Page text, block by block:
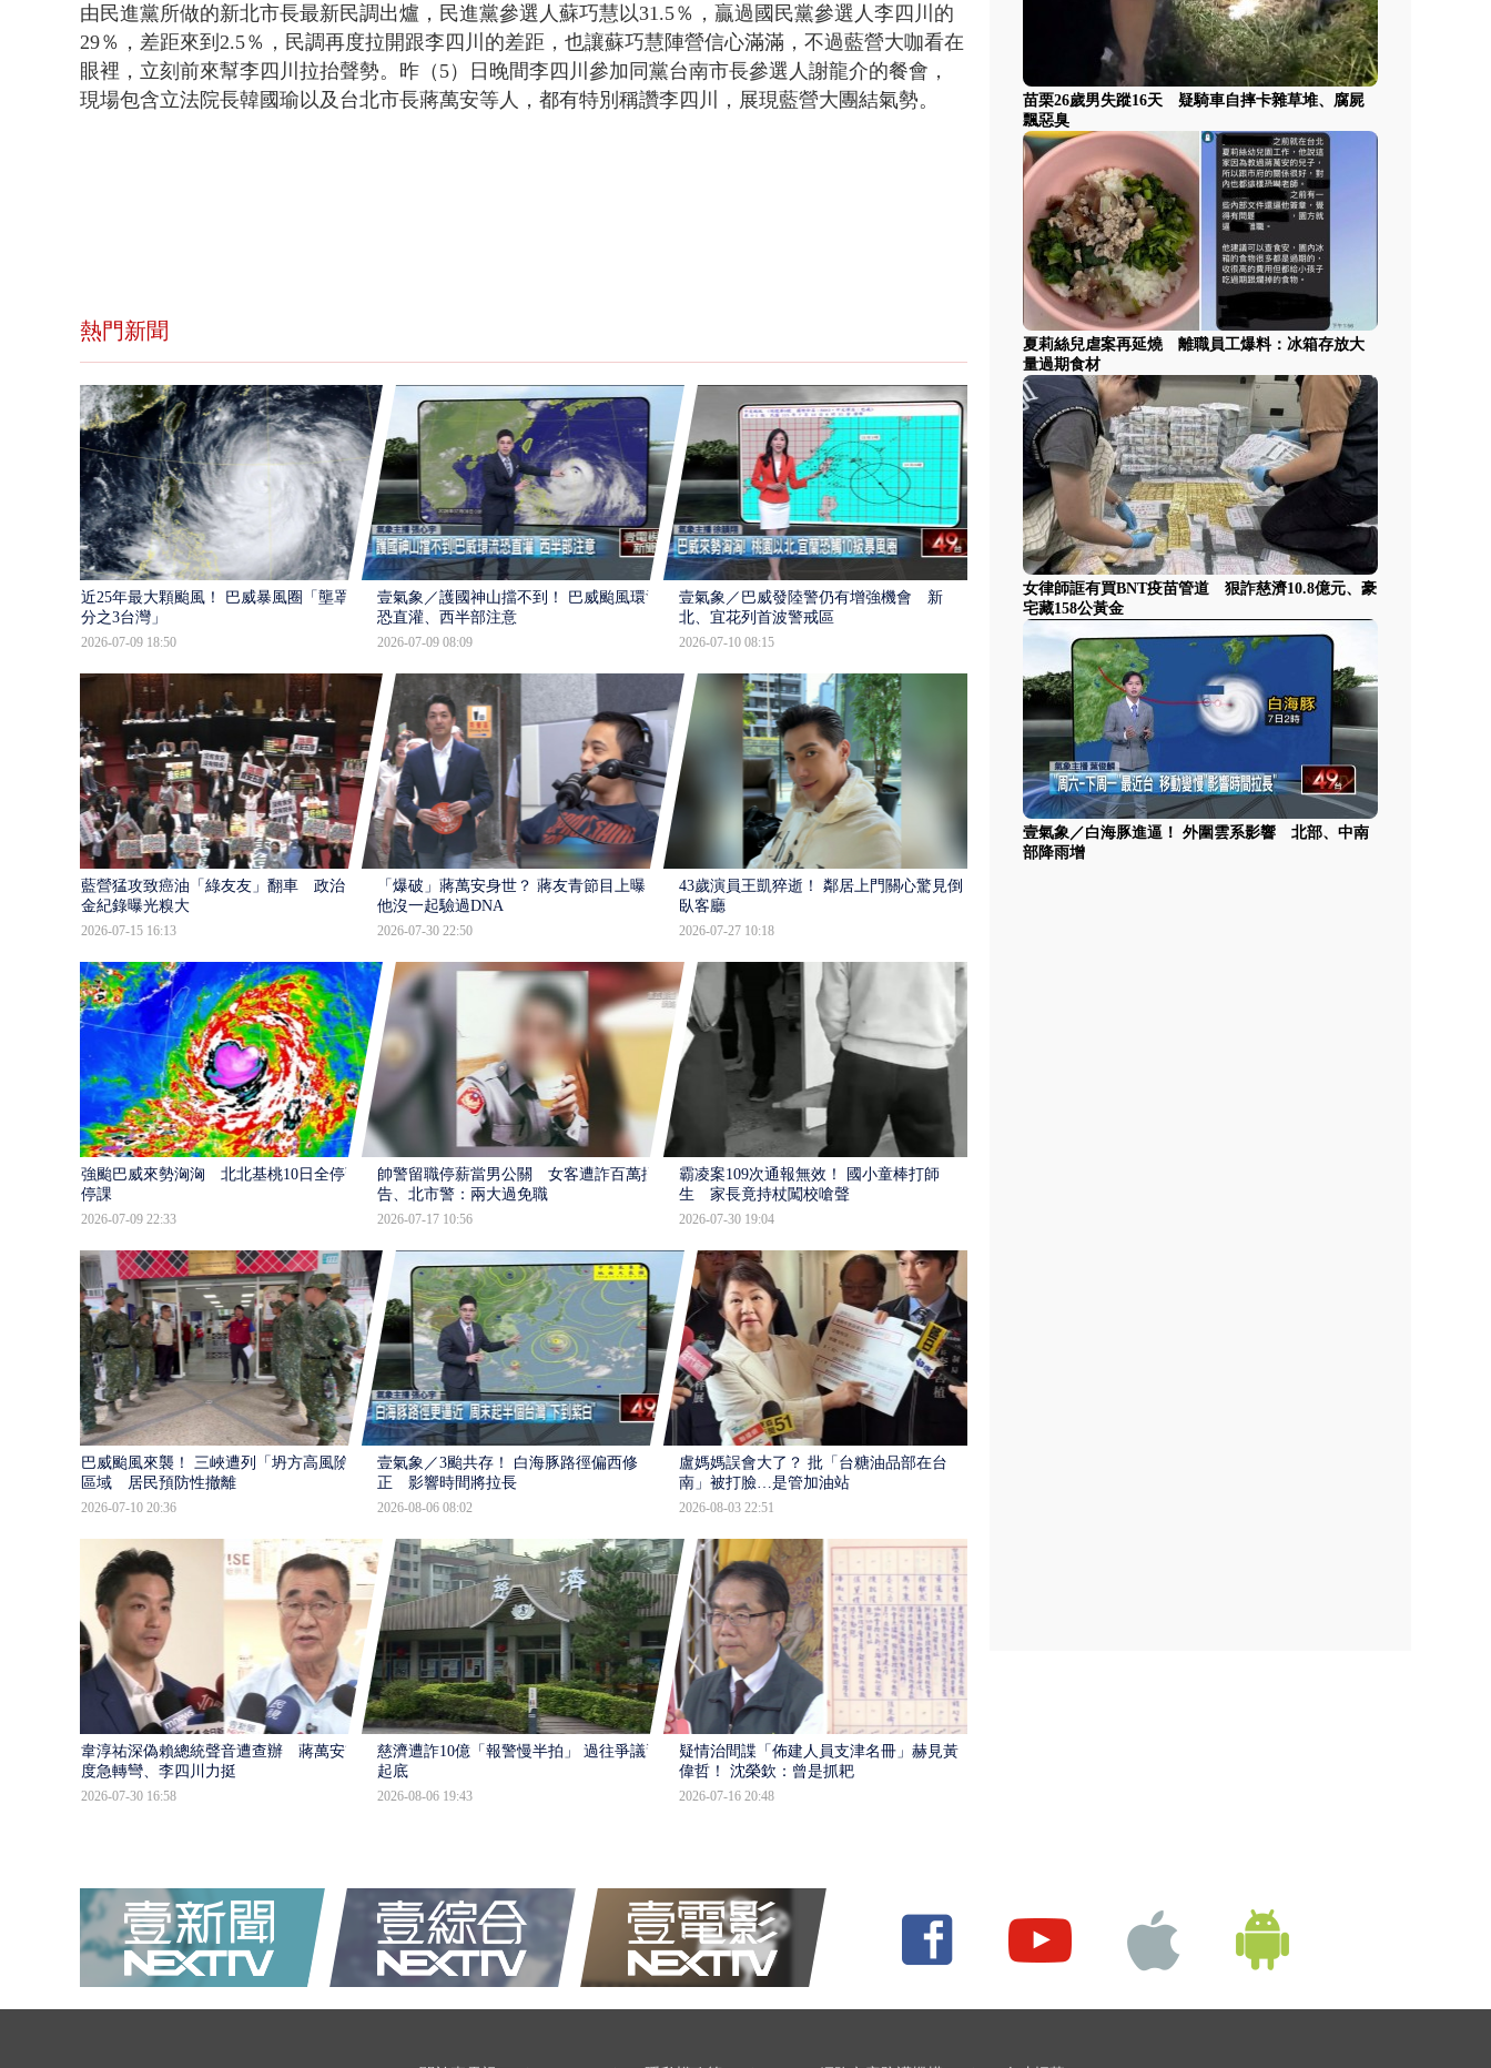
由民進黨所做的新北市長最新民調出爐， 民進黨參選人蘇巧慧以31.5％， 贏過 國民黨參選人李四川的
29％， 差距來到 2.5％， 民調再度拉開跟李四川的差距，也讓蘇巧慧陣營信心滿滿，不過藍營大咖看在
眼裡，立刻前來幫李四川拉抬聲勢。昨（5）日晚間李四川參加同黨台南市長參選人謝龍介的餐會，
現場包含立法院長韓國瑜以及台北市長蔣萬安等人，都有特別稱讚李四川，展現藍營大團結氣勢。
熱門新聞
近25年最大顆颱風！ 巴威暴風圈「壟罩4
分之3台灣」
2026-07-09 18:50
壹氣象／護國神山擋不到！ 巴威颱風環流
恐直灌、西半部注意
2026-07-09 08:09
壹氣象／巴威發陸警仍有增強機會 新
北、宜花列首波警戒區
2026-07-10 08:15
藍營猛攻致癌油「綠友友」翻車 政治獻
金紀錄曝光糗大
2026-07-15 16:13
「爆破」蔣萬安身世？ 蔣友青節目上曝：
他沒一起驗過DNA
2026-07-30 22:50
43歲演員王凱猝逝！ 鄰居上門關心驚見倒
臥客廳
2026-07-27 10:18
強颱巴威來勢洶洶 北北基桃10日全停班
停課
2026-07-09 22:33
帥警留職停薪當男公關 女客遭詐百萬提
告、北市警：兩大過免職
2026-07-17 10:56
霸凌案109次通報無效！ 國小童棒打師
生 家長竟持杖闖校嗆聲
2026-07-30 19:04
巴威颱風來襲！ 三峽遭列「坍方高風險」
區域 居民預防性撤離
2026-07-10 20:36
壹氣象／3颱共存！ 白海豚路徑偏西修
正 影響時間將拉長
2026-08-06 08:02
盧媽媽誤會大了？ 批「台糖油品部在台
南」被打臉…是管加油站
2026-08-03 22:51
韋淳祐深偽賴總統聲音遭查辦 蔣萬安態
度急轉彎、李四川力挺
2026-07-30 16:58
慈濟遭詐10億「報警慢半拍」 過往爭議遭
起底
2026-08-06 19:43
疑情治間諜「佈建人員支津名冊」赫見黃
偉哲！ 沈榮欽：曾是抓耙
2026-07-16 20:48
苗栗26歲男失蹤16天 疑騎車自摔卡雜草堆、腐屍
飄惡臭
夏莉絲兒虐案再延燒 離職員工爆料：冰箱存放大
量過期食材
女律師誆有買BNT疫苗管道 狠詐慈濟10.8億元、豪
宅藏158公黃金
壹氣象／白海豚進逼！ 外圍雲系影響 北部、中南
部降雨增